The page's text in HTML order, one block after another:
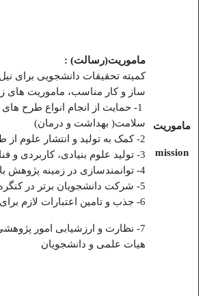
ماموریت
mission
ماموریت(رسالت) :
کمیته تحقیقات دانشجویی برای
ساز و کار مناسب، ماموریت های
1- حمایت از انجام انواع طرح
سلامت( بهداشت و درمان)
2- کمک به تولید و انتشار علوم از طریق چاپ مقالات و مجلات
3- تولید علوم بنیادی، کاربردی
4- توانمندسازی در زمینه پژوهش با برگزاری دوره ها و کارگاه های لازم
5- شرکت دانشجویان برتر در کنگره های کشوری و بین المللی
6- جذب و تامین اعتبارات لازم برای طرح های تحقیقی و سایر امور پژوهشی
7- نظارت و ارزشیابی امور
هیات علمی و دانشجویان